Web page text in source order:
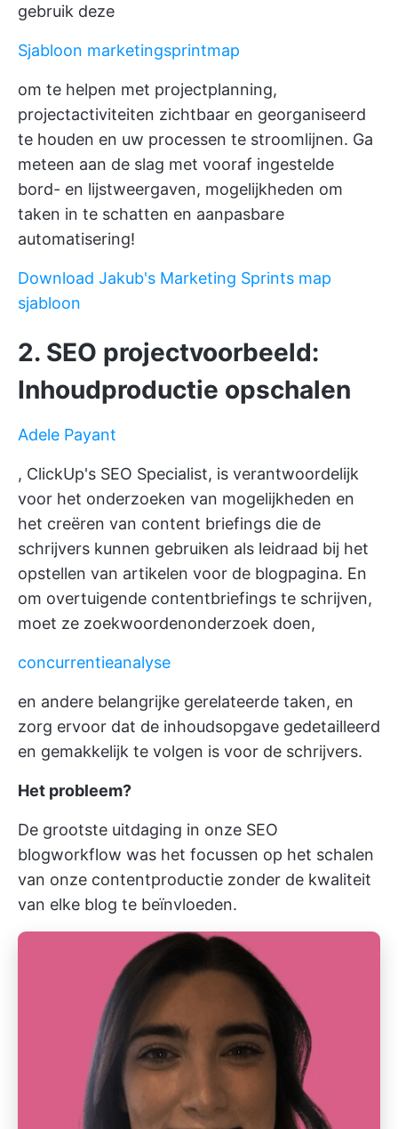
gebruik deze
Sjabloon marketingsprintmap
om te helpen met projectplanning,
projectactiviteiten zichtbaar en georganiseerd
te houden en uw processen te stroomlijnen. Ga
meteen aan de slag met vooraf ingestelde
bord- en lijstweergaven, mogelijkheden om
taken in te schatten en aanpasbare
automatisering!
Download Jakub's Marketing Sprints map
sjabloon
2. SEO projectvoorbeeld:
Inhoudproductie opschalen
Adele Payant
, ClickUp's SEO Specialist, is verantwoordelijk
voor het onderzoeken van mogelijkheden en
het creëren van content briefings die de
schrijvers kunnen gebruiken als leidraad bij het
opstellen van artikelen voor de blogpagina. En
om overtuigende contentbriefings te schrijven,
moet ze zoekwoordenonderzoek doen,
concurrentieanalyse
en andere belangrijke gerelateerde taken, en
zorg ervoor dat de inhoudsopgave gedetailleerd
en gemakkelijk te volgen is voor de schrijvers.
Het probleem?
De grootste uitdaging in onze SEO
blogworkflow was het focussen op het schalen
van onze contentproductie zonder de kwaliteit
van elke blog te beïnvloeden.